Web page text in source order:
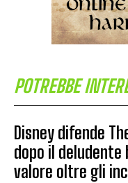
POTREBBE
Disney difende
dopo il
valore oltre gli